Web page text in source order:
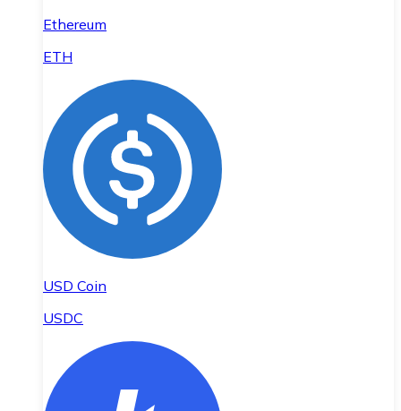
Ethereum
ETH
USD Coin
USDC